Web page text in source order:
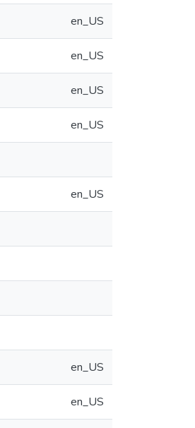
en_US
en_US
en_US
en_US
en_US
en_US
en_US